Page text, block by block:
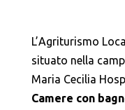
L’Agriturismo
situato nella
Maria Cecilia
Camere con